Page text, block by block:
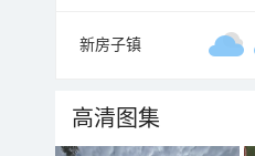
新房子镇
高清图集